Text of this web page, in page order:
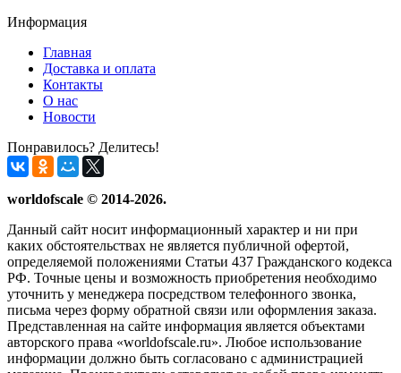
Информация
Главная
Доставка и оплата
Контакты
О нас
Новости
Понравилось? Делитесь!
worldofscale © 2014-2026.
Данный сайт носит информационный характер и ни при
каких обстоятельствах не является публичной офертой,
определяемой положениями Статьи 437 Гражданского кодекса
РФ. Точные цены и возможность приобретения необходимо
уточнить у менеджера посредством телефонного звонка,
письма через форму обратной связи или оформления заказа.
Представленная на сайте информация является объектами
авторского права «worldofscale.ru». Любое использование
информации должно быть согласовано с администрацией